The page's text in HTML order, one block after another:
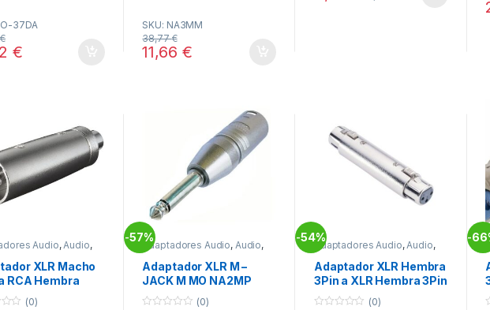
37DA
€
€
u
t
o
SKU: NA3MM
11,66 €
38,77€
f
Audio, Audio,
XLR Macho
RCA Hembra
(0)
-57%
Adaptadores Audio, Audio,
Conectividad
Adaptador XLR M –
JACK M MO NA2MP
(0)
-54%
Adaptadores Audio, Audio,
Conectividad
Adaptador XLR Hembra
3Pin a XLR Hembra 3Pin
(0)
-